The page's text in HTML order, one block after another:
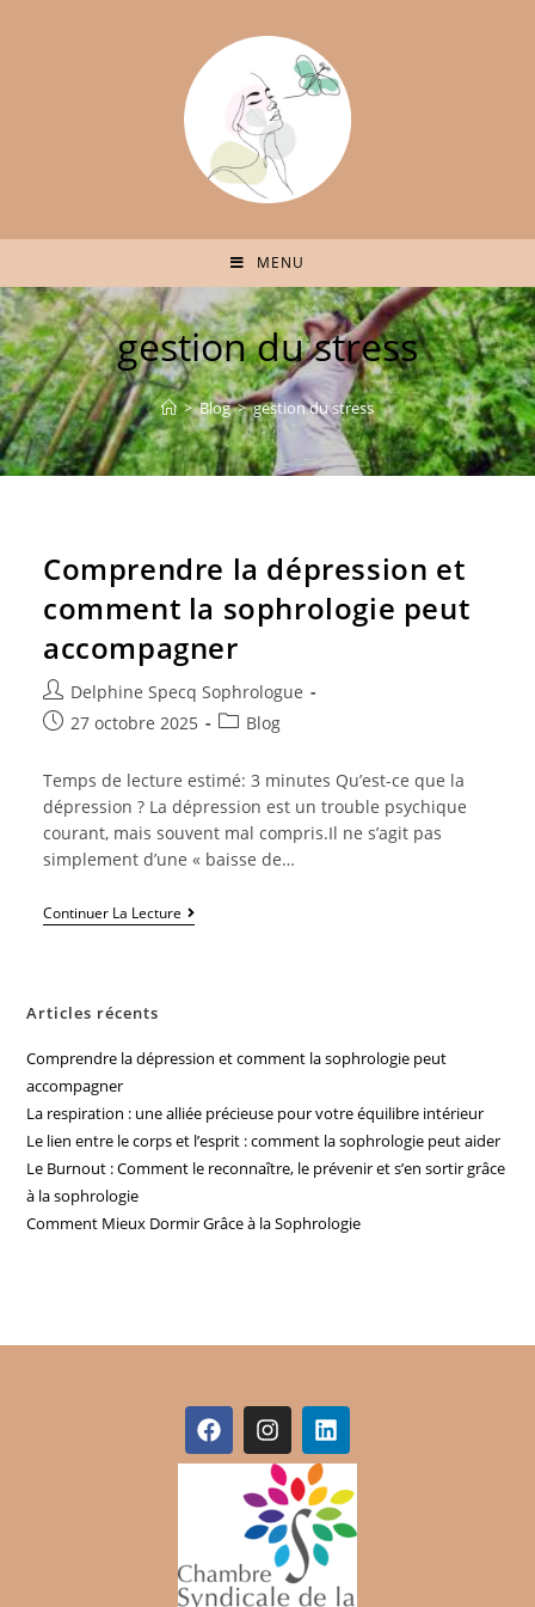
MENU
gestion du stress
> Blog > gestion du stress
Comprendre la dépression et
comment la sophrologie peut
accompagner
Delphine Specq Sophrologue
27 octobre 2025
Blog
Temps de lecture estimé: 3 minutes Qu’est-ce que la
dépression ? La dépression est un trouble psychique
courant, mais souvent mal compris.Il ne s’agit pas
simplement d’une « baisse de…
Continuer La Lecture
Articles récents
Comprendre la dépression et comment la sophrologie peut
accompagner
La respiration : une alliée précieuse pour votre équilibre intérieur
Le lien entre le corps et l’esprit : comment la sophrologie peut aider
Le Burnout : Comment le reconnaître, le prévenir et s’en sortir grâce
à la sophrologie
Comment Mieux Dormir Grâce à la Sophrologie